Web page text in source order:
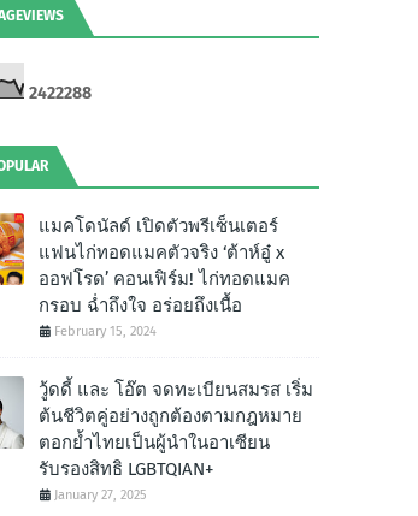
2422288
แมคโดนัลด์ เปิดตัวพรีเซ็นเตอร์
แฟนไก่ทอดแมคตัวจริง ‘ต้าห์อู๋ x
ออฟโรด’ คอนเฟิร์ม! ไก่ทอดแมค
กรอบ ฉํ่าถึงใจ อร่อยถึงเนื้อ
February 15, 2024
วู้ดดี้ และ โอ๊ต จดทะเบียนสมรส เริ่ม
ต้นชีวิตคู่อย่างถูกต้องตามกฎหมาย
ตอกย้ำไทยเป็นผู้นำในอาเซียน
รับรองสิทธิ LGBTQIAN+
January 27, 2025